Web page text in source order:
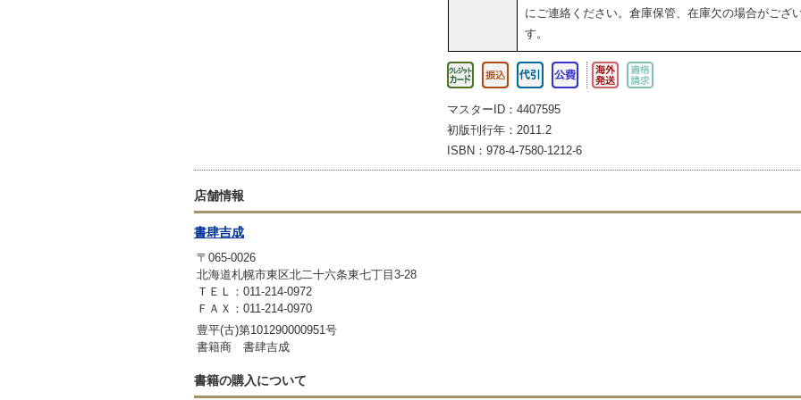
にご連絡ください。倉庫保管、在庫欠の場合がござ
す。
マスターID：4407595
初版刊行年：2011.2
ISBN：978-4-7580-1212-6
店舗情報
書肆吉成
〒065-0026
北海道札幌市東区北二十六条東七丁目3-28
ＴＥＬ：011-214-0972
ＦＡＸ：011-214-0970
豊平(古)第101290000951号
書籍商 書肆吉成
書籍の購入について